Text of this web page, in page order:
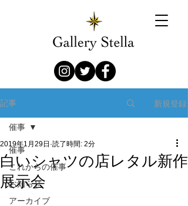
記事 新規登録
催事
これからの催事
お知らせ
アーカイブ
催事
白いシャツの店レタル新作
展示会
2019年1月29日 読了時間: 2分